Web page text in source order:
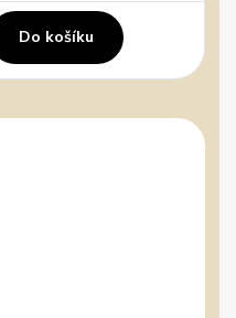
Do košíku